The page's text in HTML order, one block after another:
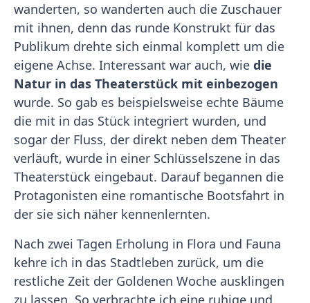
wanderten, so wanderten auch die Zuschauer
mit ihnen, denn das runde Konstrukt für das
Publikum drehte sich einmal komplett um die
eigene Achse. Interessant war auch, wie die
Natur in das Theaterstück mit einbezogen
wurde. So gab es beispielsweise echte Bäume
die mit in das Stück integriert wurden, und
sogar der Fluss, der direkt neben dem Theater
verläuft, wurde in einer Schlüsselszene in das
Theaterstück eingebaut. Darauf begannen die
Protagonisten eine romantische Bootsfahrt in
der sie sich näher kennenlernten.
Nach zwei Tagen Erholung in Flora und Fauna
kehre ich in das Stadtleben zurück, um die
restliche Zeit der Goldenen Woche ausklingen
zu lassen. So verbrachte ich eine ruhige und